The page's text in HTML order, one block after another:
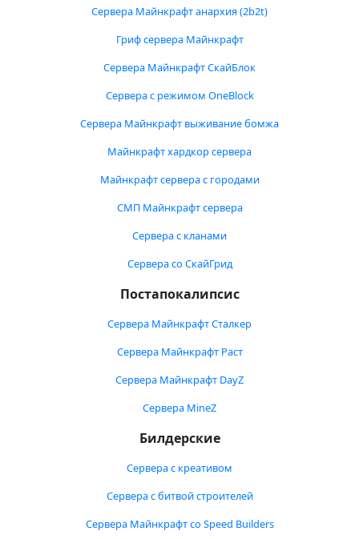
Сервера Майнкрафт анархия (2b2t)
Гриф сервера Майнкрафт
Сервера Майнкрафт СкайБлок
Сервера с режимом OneBlock
Сервера Майнкрафт выживание бомжа
Майнкрафт хардкор сервера
Майнкрафт сервера с городами
СМП Майнкрафт сервера
Сервера с кланами
Сервера со СкайГрид
Постапокалипсис
Сервера Майнкрафт Сталкер
Сервера Майнкрафт Раст
Сервера Майнкрафт DayZ
Сервера MineZ
Билдерские
Сервера с креативом
Сервера с битвой строителей
Сервера Майнкрафт со Speed Builders